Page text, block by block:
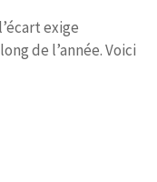
exige
de l’année. Voici